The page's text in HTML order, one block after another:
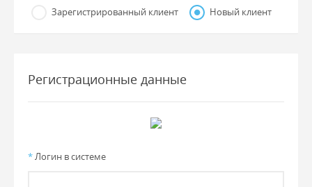
Зарегистрированный клиент Новый клиент
Регистрационные данные
*Логин в системе